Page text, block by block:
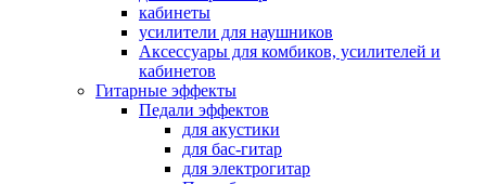
кабинеты
усилители для наушников
Аксессуары для комбиков, усилителей и
кабинетов
Гитарные эффекты
Педали эффектов
для акустики
для бас-гитар
для электрогитар